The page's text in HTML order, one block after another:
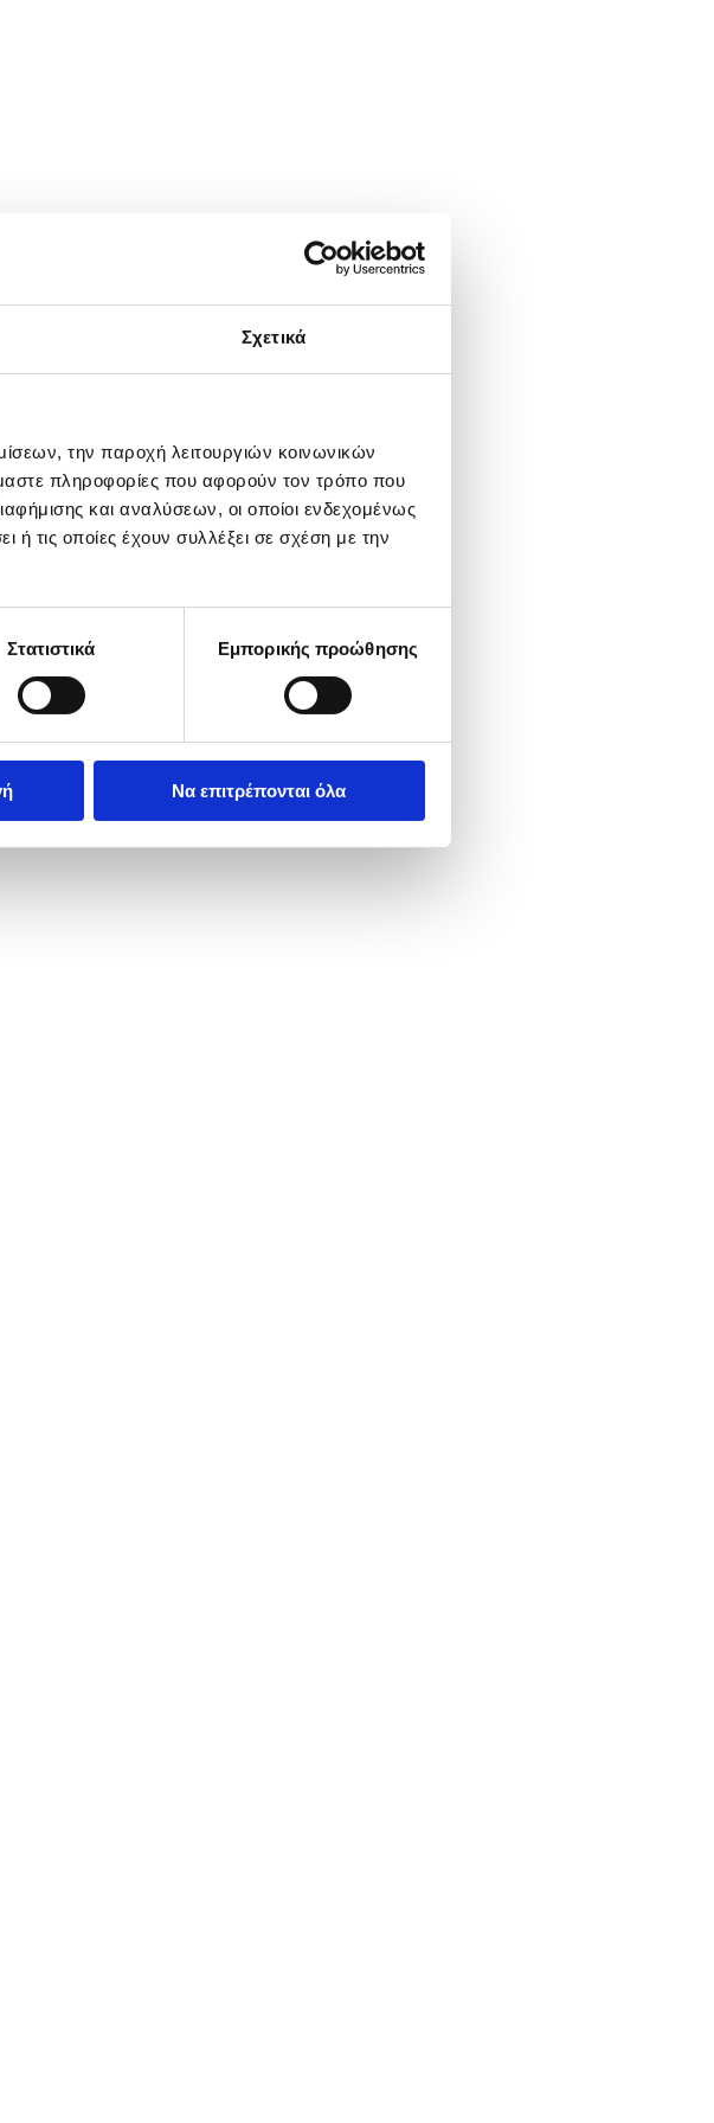
Σχετικά
την παροχή λειτουργιών κοινωνικών
πληροφορίες που αφορούν τον τρόπο που
και αναλύσεων, οι οποίοι ενδεχομένως
τις οποίες έχουν συλλέξει σε σχέση με την
Στατιστικά Εμπορικής προώθησης
Να επιτρέπονται όλα